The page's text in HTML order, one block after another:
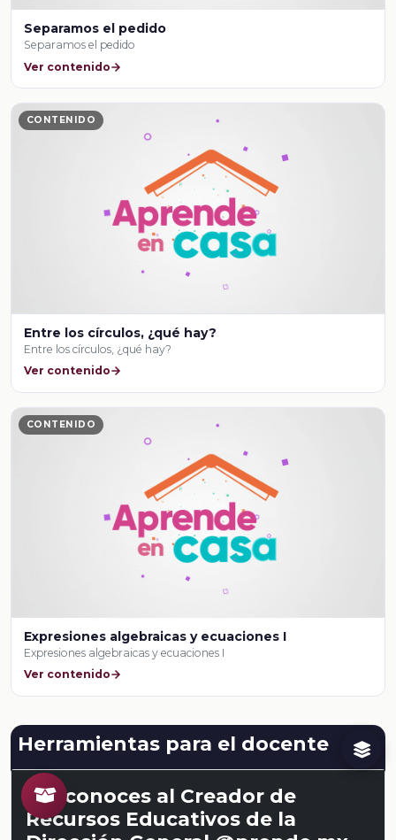
Separamos el pedido
Separamos el pedido
Ver contenido
CONTENIDO
Entre los círculos, ¿qué hay?
Entre los círculos, ¿qué hay?
Ver contenido
CONTENIDO
Expresiones algebraicas y ecuaciones I
Expresiones algebraicas y ecuaciones I
Ver contenido
Herramientas para el docente
¿Ya conoces al Creador de
Recursos Educativos de la